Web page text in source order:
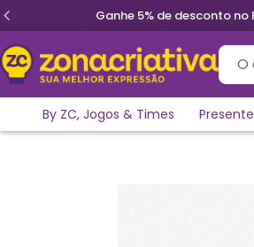
Ganhe 5% de desconto no
O
By ZC, Jogos & Times